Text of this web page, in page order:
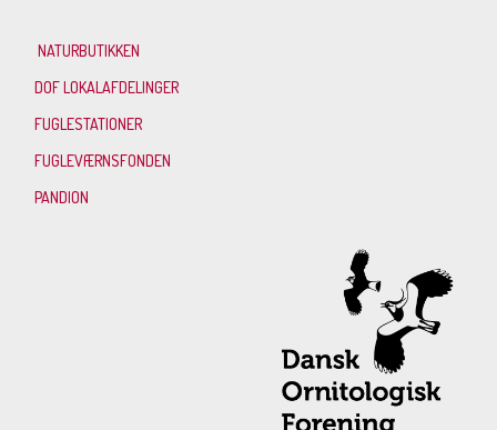
NATURBUTIKKEN
DOF LOKALAFDELINGER
FUGLESTATIONER
FUGLEVÆRNSFONDEN
PANDION